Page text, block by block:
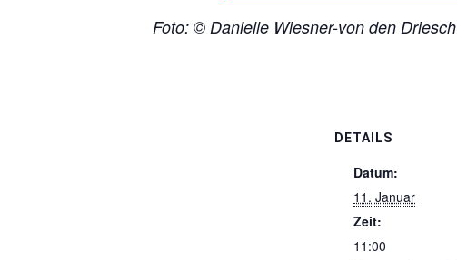
Foto: © Danielle Wiesner-von den Driesch
DETAILS
Datum:
11. Januar
Zeit:
11:00